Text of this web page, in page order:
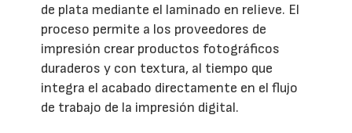
de plata mediante el laminado en relieve. El
proceso permite a los proveedores de
impresión crear productos fotográficos
duraderos y con textura, al tiempo que
integra el acabado directamente en el flujo
de trabajo de la impresión digital.